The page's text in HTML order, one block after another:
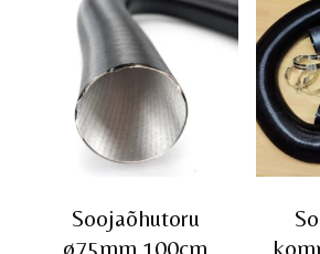
Soojaõhutoru
ø75mm 100cm